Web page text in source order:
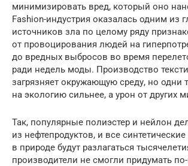
минимизировать вред, который оно
Fashion-индустрия оказалась одним из
источников зла по целому ряду
от провоцирования людей на
до вредных выбросов во время
ради недель моды. Производство
загрязняет окружающую среду, но одни
на экологию сильнее, а урон от других
Так, популярные полиэстер и нейлон
из нефтепродуктов, и все синтетические
в природе будут разлагаться
производители не смогли придумать